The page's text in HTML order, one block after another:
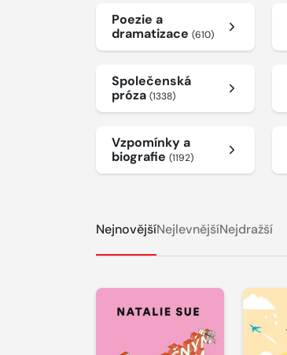
Poezie a
dramatizace (610)
Společenská
próza (1338)
Vzpomínky a
biografie (1192)
NejnovějšíNejlevnějšíNejdražší